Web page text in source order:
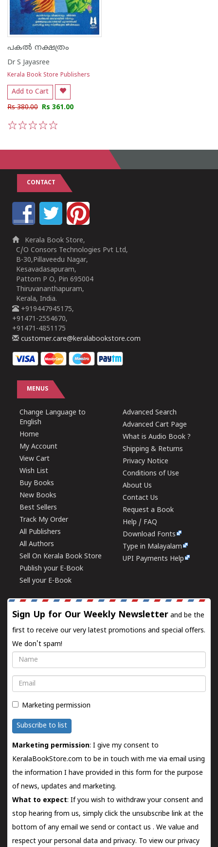
പകൽ നക്ഷത്രം
Dr S Jayasree
Kerala Book Store Publishers
Add to Cart
Rs 380.00 Rs 361.00
CONTACT
Kerala Book Store,
C/O Consors Technologies Pvt Ltd,
B-30,Pillaveedu Nagar,
Kesavadasapuram,
Pattom P O, Pin 695004
Thiruvananthapuram,
Kerala, India.
+919447945175,
+91471-2554670,
+91471-4851175
customer.care@keralabookstore.com
MENUS
Change Language to
English
Home
My Account
View Cart
Wish List
Buy Books
New Books
Best Sellers
Track My Order
All Publishers
All Authors
Sell On Kerala Book Store
Publish your E-Book
Sell your E-Book
Advanced Search
Advanced Cart Page
What is Audio Book ?
Shipping & Returns
Privacy Notice
Conditions of Use
About Us
Contact Us
Request a Book
Help / FAQ
Download Fonts
Type in Malayalam
UPI Payments Help
Sign Up for Our Weekly Newsletter and be the
first to receive our very latest promotions and special offers.
We don't spam!
Name
Email
Marketing permission
Subscribe to list
Marketing permission: I give my consent to
KeralaBookStore.com to be in touch with me via email using
the information I have provided in this form for the purpose
of news, updates and marketing.
What to expect: If you wish to withdraw your consent and
stop hearing from us, simply click the unsubscribe link at the
bottom of any email we send orcontact us . We value and
respect your personal data and privacy. To view our privacy